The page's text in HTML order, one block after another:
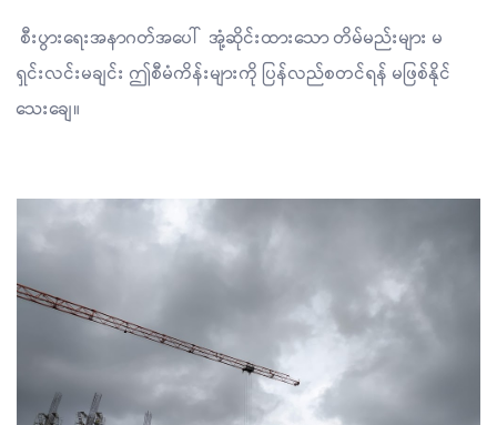
စီးပွားရေးအနာဂတ်အပေါ် အုံ့ဆိုင်းထားသော တိမ်မည်းများ မ
ရှင်းလင်းမချင်း ဤစီမံကိန်းများကို ပြန်လည်စတင်ရန် မဖြစ်နိုင်
သေးချေ။